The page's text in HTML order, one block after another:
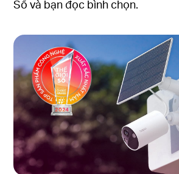
Số và bạn đọc bình chọn.